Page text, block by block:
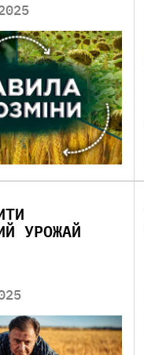
УРОЖАЙ